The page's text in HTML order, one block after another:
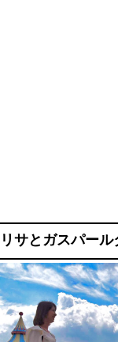
リサとガスパー